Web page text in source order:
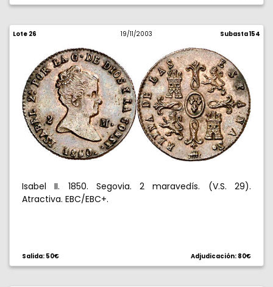
Lote 26 19/11/2003 Subasta 154
Isabel II. 1850. Segovia. 2 maravedís. (V.S. 29).
Atractiva. EBC/EBC+.
Salida: 50€ Adjudicación: 80€